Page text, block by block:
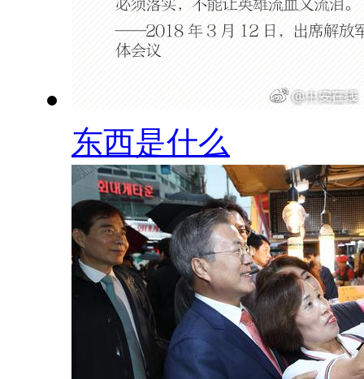
东西是什么